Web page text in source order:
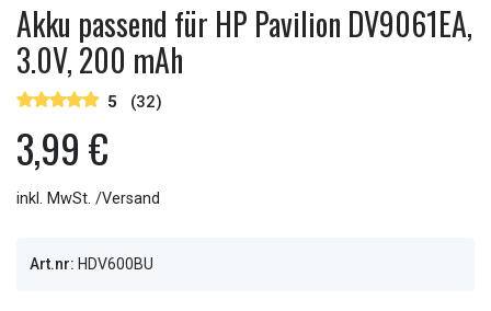
Akku passend für HP Pavilion DV9061EA,
3.0V, 200 mAh
5 (32)
3,99 €
inkl. MwSt. /Versand
Art.nr: HDV600BU